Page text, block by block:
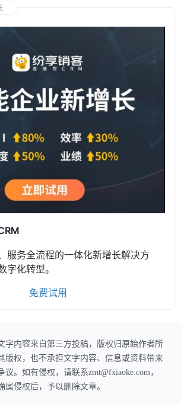
服务全流程的一体化新增长解决方
字化转型。
免费试用
字内容来自第三方投稿，版权归原始作者所
版权，也不承担文字内容、信息或资料带来
。如有侵权，请联系zmt@fxiaoke.com，
属侵权后，予以删除文章。